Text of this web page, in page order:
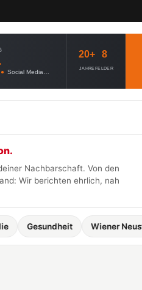
● Social Media Webdesign ● AI Governance
20+
JAHRE
8
FELDER
Nachbarschaft. Von den
Wir berichten ehrlich, nah
Gesundheit Wiener Neustadt